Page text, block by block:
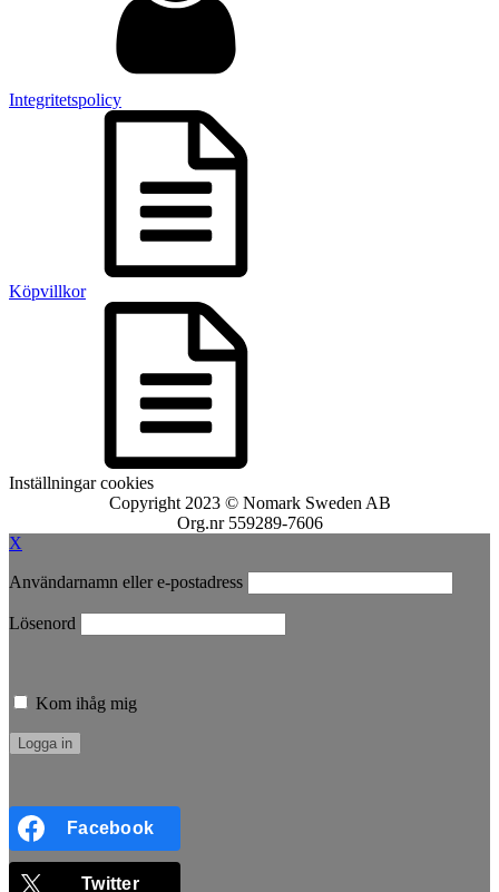
Integritetspolicy
Köpvillkor
Inställningar cookies
Copyright 2023 © Nomark Sweden AB
Org.nr 559289-7606
X
Användarnamn eller e-postadress
Lösenord
Kom ihåg mig
Facebook
Twitter